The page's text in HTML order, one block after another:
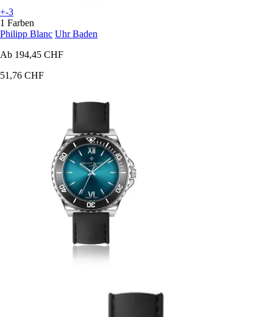
+-3
1 Farben
Philipp Blanc Uhr Baden
Ab 194,45 CHF
51,76 CHF